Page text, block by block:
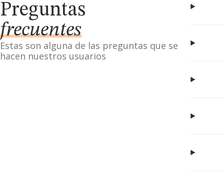
Preguntas
frecuentes
Estas son alguna de las preguntas que se
hacen nuestros usuarios